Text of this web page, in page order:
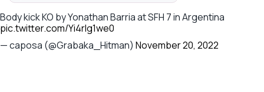
Body kick KO by Yonathan Barria at SFH 7 in Argentina
pic.twitter.com/Yi4rIg1we0
— caposa (@Grabaka_Hitman) November 20, 2022